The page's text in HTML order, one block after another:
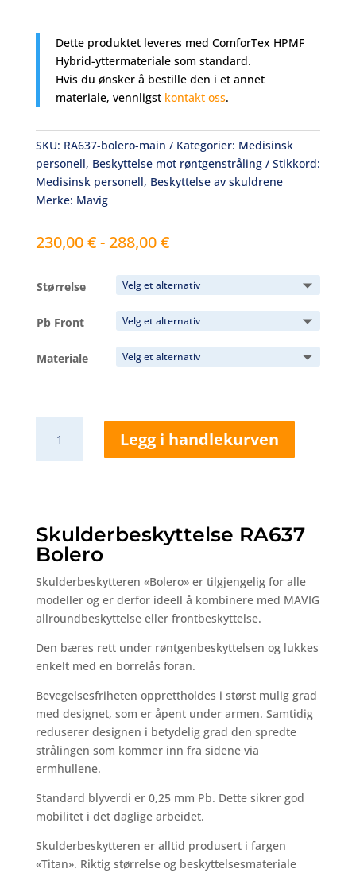
Dette produktet leveres med ComforTex HPMF
Hybrid-yttermateriale som standard.
Hvis du ønsker å bestille den i et annet
materiale, vennligst kontakt oss.
SKU: RA637-bolero-main Kategorier: Medisinsk
personell, Beskyttelse mot røntgenstråling
Stikkord:
Medisinsk personell, Beskyttelse av skuldrene
Merke: Mavig
230,00€- 288,00€Prisområde:
til
og
med
288,00 €
Størrelse
Pb Front
Materiale
Bolero
Shoulder
Legg i handlekurven
Skulderbeskyttelse RA637
Bolero
Skulderbeskytteren «Bolero» er tilgjengelig for alle
modeller og er derfor ideell å kombinere med MAVIG
allroundbeskyttelse eller frontbeskyttelse.
Den bæres rett under røntgenbeskyttelsen og lukkes
enkelt med en borrelås foran.
Bevegelsesfriheten opprettholdes i størst mulig grad
med designet, som er åpent under armen. Samtidig
reduserer designen i betydelig grad den spredte
strålingen som kommer inn fra sidene via
ermhullene.
Standard blyverdi er 0,25 mm Pb. Dette sikrer god
mobilitet i det daglige arbeidet.
Skulderbeskytteren er alltid produsert i fargen
«Titan». Riktig størrelse og beskyttelsesmateriale